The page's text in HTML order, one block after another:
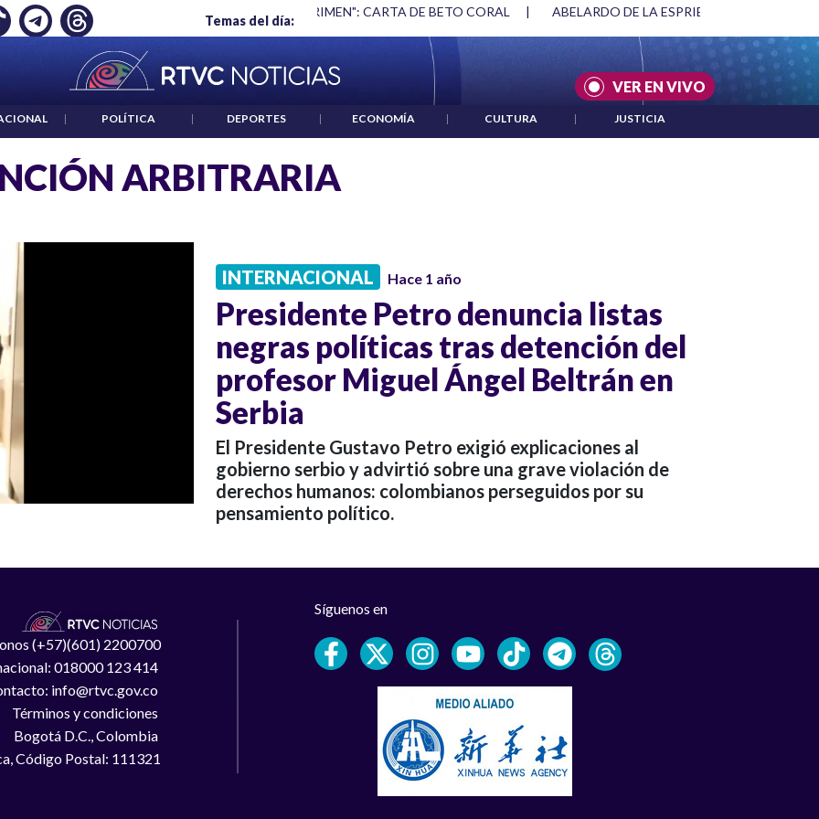
Temas del día:
EMPLEO: JP MORGAN "HABLAR NO ES UN CRIMEN": CARTA DE BETO CORAL | ABELARDO DE LA ESPRIELLA Y DMG
VER EN VIVO
| POLÍTICA | DEPORTES | ECONOMÍA | CULTURA | JUSTICIA
ARBITRARIA
INTERNACIONAL Hace 1 año
Presidente Petro denuncia listas
negras políticas tras detención del
profesor Miguel Ángel Beltrán en
Serbia
El Presidente Gustavo Petro exigió explicaciones al
gobierno serbio y advirtió sobre una grave violación de
derechos humanos: colombianos perseguidos por su
pensamiento político.
(+57)(601) 2200700
018000 123 414
info@rtvc.gov.co
Términos y condiciones
Bogotá D.C., Colombia
Código Postal: 111321
Síguenos en